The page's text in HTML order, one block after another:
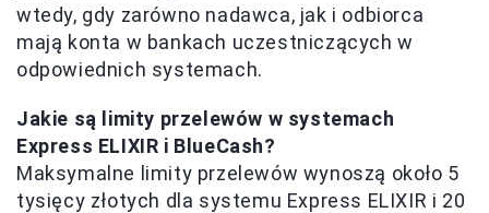
wtedy, gdy zarówno nadawca, jak i odbiorca
mają konta w bankach uczestniczących w
odpowiednich systemach.
Jakie są limity przelewów w systemach
Express ELIXIR i BlueCash?
Maksymalne limity przelewów wynoszą około 5
tysięcy złotych dla systemu Express ELIXIR i 20